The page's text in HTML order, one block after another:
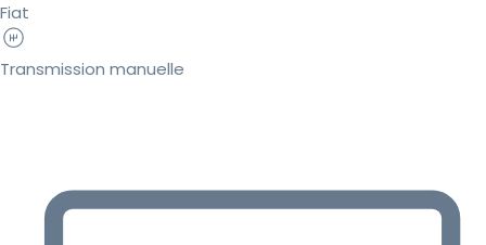
Fiat
Transmission manuelle